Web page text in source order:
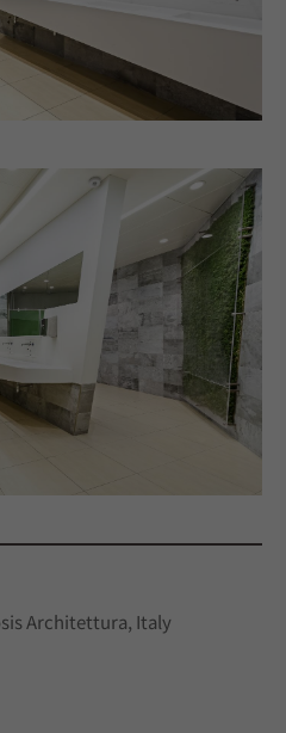
Architettura, Italy